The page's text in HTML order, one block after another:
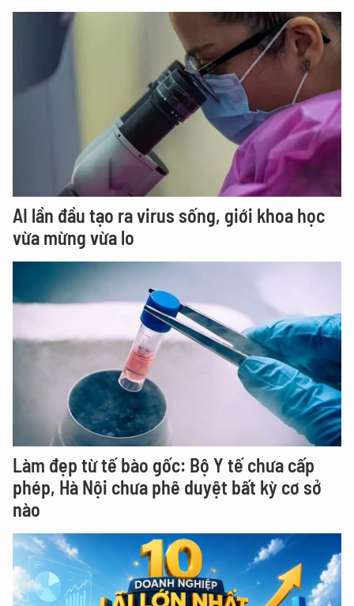
AI lần đầu tạo ra virus sống, giới khoa học
vừa mừng vừa lo
Làm đẹp từ tế bào gốc: Bộ Y tế chưa cấp
phép, Hà Nội chưa phê duyệt bất kỳ cơ sở
nào